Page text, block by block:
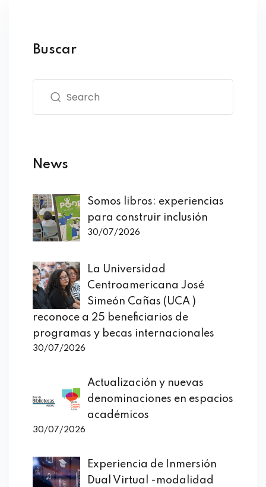
Buscar
News
Somos libros: experiencias
para construir inclusión
30/07/2026
La Universidad
Centroamericana José
Simeón Cañas (UCA )
reconoce a 25 beneficiarios de
programas y becas internacionales
30/07/2026
Actualización y nuevas
denominaciones en espacios
académicos
30/07/2026
Experiencia de Inmersión
Dual Virtual -modalidad